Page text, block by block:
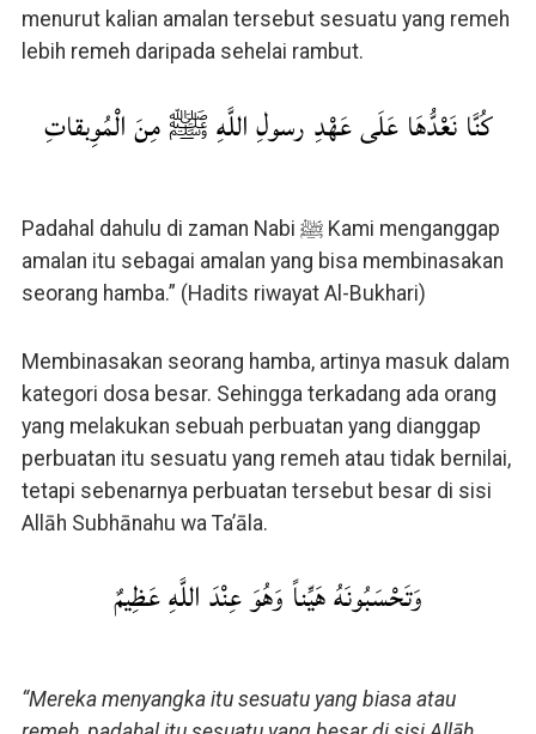
menurut kalian amalan tersebut sesuatu yang remeh
lebih remeh daripada sehelai rambut.
كُنَّا نَعْدُّهَا عَلَى عَهْدِ رسولِ اللَّهِ ﷺ مِنَ الْمُوِبقاتِ
Padahal dahulu di zaman Nabi ﷺ Kami menganggap
amalan itu sebagai amalan yang bisa membinasakan
seorang hamba.” (Hadits riwayat Al-Bukhari)
Membinasakan seorang hamba, artinya masuk dalam
kategori dosa besar. Sehingga terkadang ada orang
yang melakukan sebuah perbuatan yang dianggap
perbuatan itu sesuatu yang remeh atau tidak bernilai,
tetapi sebenarnya perbuatan tersebut besar di sisi
Allāh Subhānahu wa Ta’āla.
وَتَحْسَبُونَهُ هَيِّناً وَهُوَ عِنْدَ اللَّهِ عَظِيمٌ
“Mereka menyangka itu sesuatu yang biasa atau